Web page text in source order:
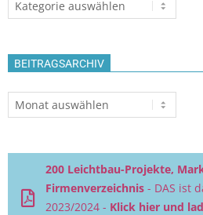
BEITRAGSARCHIV
Beitragsarchiv
200 Leichtbau-Projekte,
Firmenverzeichnis - DAS ist
2023/2024 - Klick hier und